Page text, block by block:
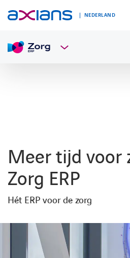
NEDERLAND
NIEUWS &
Kennisbank
Meer tijd voor
Zorg ERP
Hét ERP voor de zorg